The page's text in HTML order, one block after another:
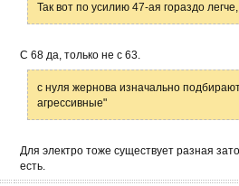
Так вот по усилию 47-ая гораздо
С 68 да, только не с 63.
с нуля жернова изначально
агрессивные"
Для электро тоже существует разная
есть.